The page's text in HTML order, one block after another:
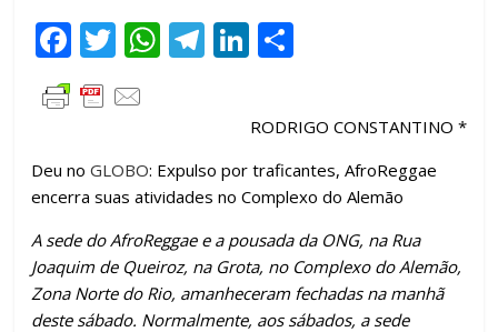
F
ac
e
o
o
k
T
w
itt
W
A
p
p
T
a
m
Li
k
e
dI
n
m
p
ar
til
h
ar
RODRIGO CONSTANTINO *
Deu noGLOBO: Expulso por traficantes, AfroReggae
encerra suas atividades no Complexo do Alemão
A sede do AfroReggae e a pousada da ONG, na Rua
Joaquim de Queiroz, na Grota, no Complexo do Alemão,
Zona Norte do Rio, amanheceram fechadas na manhã
deste sábado. Normalmente, aos sábados, a sede